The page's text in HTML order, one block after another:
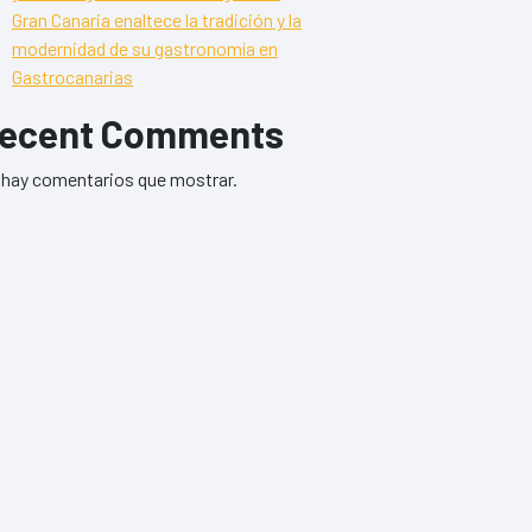
Gran Canaria enaltece la tradición y la
modernidad de su gastronomía en
Gastrocanarias
Comments
comentarios que mostrar.